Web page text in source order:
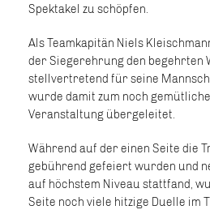
Spektakel zu schöpfen.
Als Teamkapitän Niels
der Siegerehrung den begehrten
stellvertretend für seine
wurde damit zum noch
Veranstaltung übergeleitet.
Während auf der einen Seite die
gebührend gefeiert wurden und
auf höchstem Niveau stattfand,
Seite noch viele hitzige Duelle im